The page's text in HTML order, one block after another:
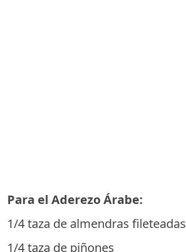
Para el Aderezo Árabe:
1/4 taza de almendras fileteadas
1/4 taza de piñones